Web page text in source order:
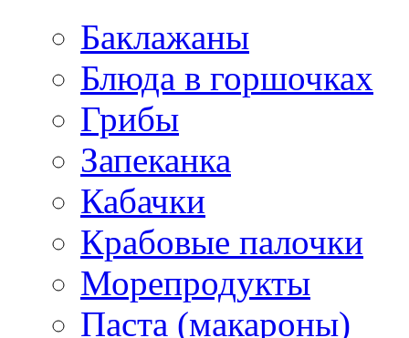
Баклажаны
Блюда в горшочках
Грибы
Запеканка
Кабачки
Крабовые палочки
Морепродукты
Паста (макароны)